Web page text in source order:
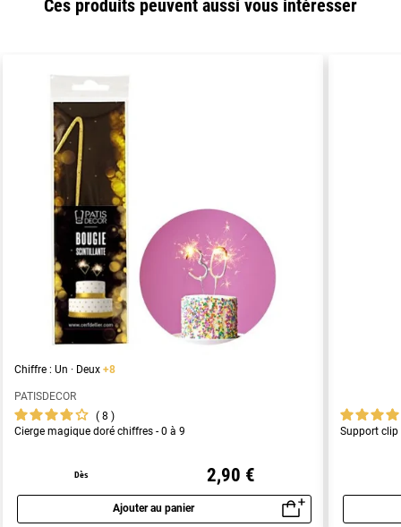
Ces produits peuvent aussi vous intéresser
Chiffre : Un · Deux +8
PATISDECOR
8
Cierge magique doré chiffres - 0 à 9
Dès 2,90 €
Ajouter au panier
Aperçu rapide
Support clip